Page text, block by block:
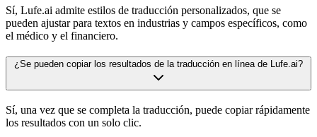
Sí, Lufe.ai admite estilos de traducción personalizados, que se
pueden ajustar para textos en industrias y campos específicos, como
el médico y el financiero.
¿Se pueden copiar los resultados de la traducción en línea de Lufe.ai?
Sí, una vez que se completa la traducción, puede copiar rápidamente
los resultados con un solo clic.